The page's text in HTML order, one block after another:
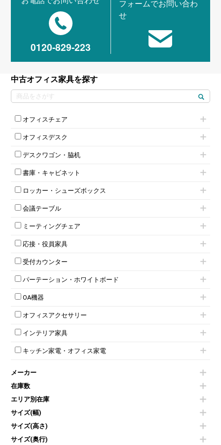
0120-829-223
フォームでお問い合わ
せ
中古オフィス家具を探す
オフィスチェア
肘付きチェア
肘無しチェア
役員チェア
オフィスチェアその他
オフィスデスク
片袖机
フリーアドレスデスク（ベンチデスク）
昇降デスク
両袖机
デスクワゴン・脇机
インワゴン2段
インワゴン3段
脇机
書庫・キャビネット
ハイキャビネット
ローキャビネット
両開きキャビネット
上下連結キャビネット
軽量ラック（スチールラック）
収納家具その他
両開書庫
ラテラル書庫
ロッカー・シューズボックス
1人用ロッカー
2人用ロッカー
3人用ロッカー
5人用ロッカー
8人用ロッカー
多人数ロッカー
ダイヤル錠ロッカー
ダイヤル錠ロッカー
ワードローブ・クローゼット
会議テーブル
ミーティングテーブル
スタッキングテーブル
ネスティングテーブル
カウンターテーブル
T字脚テーブル
会議テーブルW1200～
会議テーブルW1800～
平行スタックテーブル
会議テーブルその他
ミーティングチェア
キャスター付きミーティングチェア
スタッキングミーティングチェア
テーブル付きミーティングチェア
折りたたみミーティングチェア
ハイチェア
ミーティングチェアその他
応接・役員家具
応接セット
応接ソファ
応接チェア
応接・役員家具その他
受付カウンター
ハイカウンター
ローカウンター
ラウンジカウンター
パーテーション・ホワイトボード
パーテーション
自立タイプパーテーション
パーテーションその他
壁掛けホワイトボード
ホワイトボードその他
OA機器
電話機（ビジネスフォン）
シュレッダー
スクリーン
その他OA機器
オフィスアクセサリー
チェア用台車
演台・講演台・演説台
防音パネル
コートハンガー・ポールハンガー
傘立て
食器棚・キッチンキャビネット
カタログスタンド
オフィスアクセサリーその他
インテリア家具
モールドチェア
ダイニングチェア
カウンターテーブル
センターテーブル・サイドテーブル
ベンチ・スツール
ソファ
シェルフ
ダストボックス（ゴミ箱）
インテリア家具その他
キッチン家電・オフィス家電
冷蔵庫・洗濯機
空気清浄機・加湿器
液晶テレビ・モニター類
エアコン
照明機器
掃除機
季節家電
メーカー
在庫数
エリア別在庫
サイズ(幅)
サイズ(高さ)
サイズ(奥行)